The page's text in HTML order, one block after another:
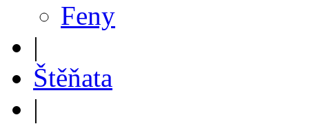
Feny
|
Štěňata
|